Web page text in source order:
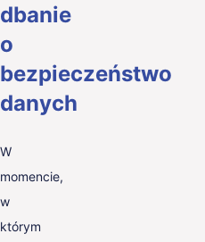
dbanie
o
bezpieczeństwo
danych
W
momencie,
w
którym